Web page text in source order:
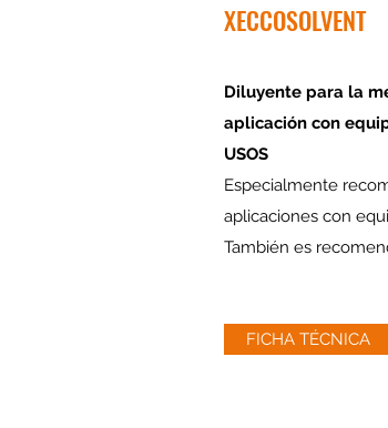
XECCOSOLVENT
Diluyente para la
aplicación con
USOS
Especialmente
aplicaciones con
También es
FICHA TÉCNICA